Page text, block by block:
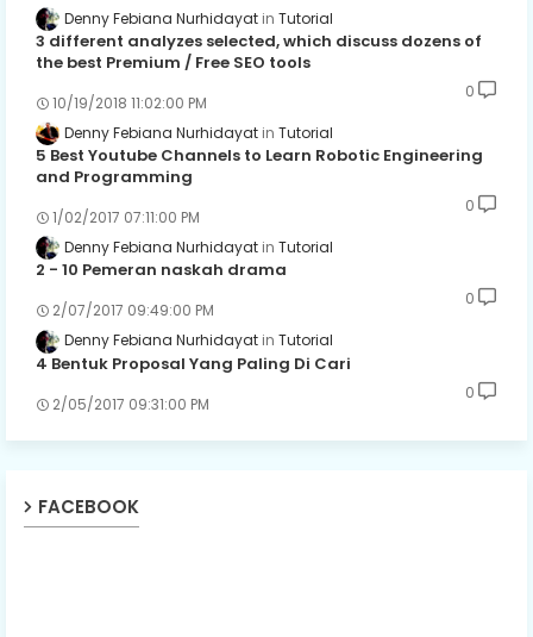
Denny Febiana Nurhidayat Tutorial
3 different analyzes selected, which discuss dozens of
the best Premium / Free SEO tools
10/19/2018 11:02:00 PM
0
Denny Febiana Nurhidayat Tutorial
5 Best Youtube Channels to Learn Robotic Engineering
and Programming
1/02/2017 07:11:00 PM
0
Denny Febiana Nurhidayat Tutorial
2 - 10 Pemeran naskah drama
2/07/2017 09:49:00 PM
0
Denny Febiana Nurhidayat Tutorial
4 Bentuk Proposal Yang Paling Di Cari
2/05/2017 09:31:00 PM
0
FACEBOOK